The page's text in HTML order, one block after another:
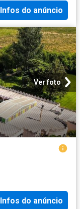
Infos do anúncio
Ver foto
Infos do anúncio